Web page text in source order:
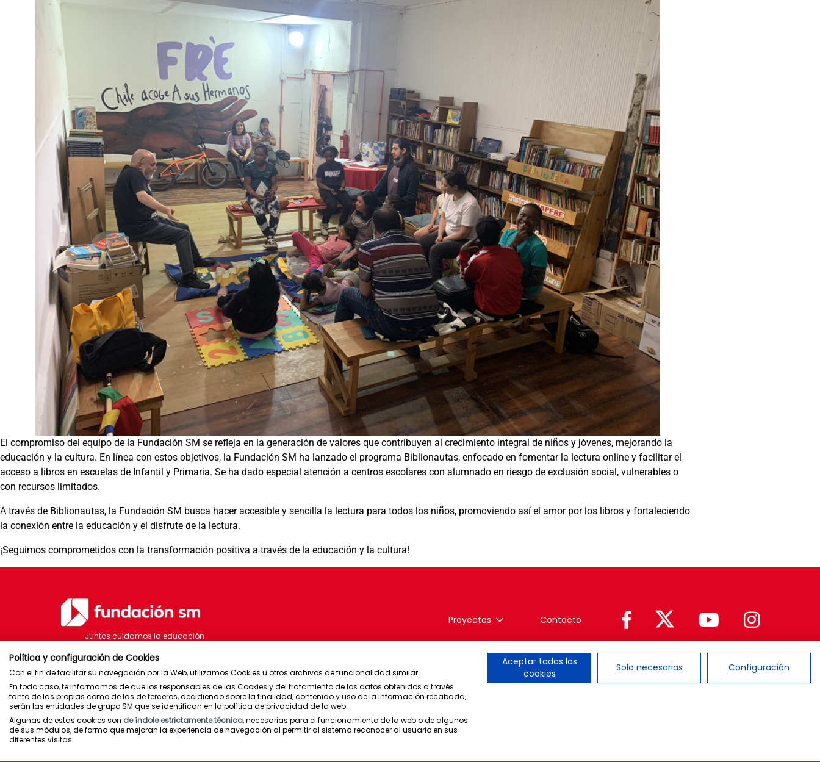
El compromiso del equipo de la Fundación SM se refleja en la generación de valores que contribuyen al crecimiento integral de niños y jóvenes, mejorando la
educación y la cultura. En línea con estos objetivos, la Fundación SM ha lanzado el programa Biblionautas, enfocado en fomentar la lectura online y facilitar el
acceso a libros en escuelas de Infantil y Primaria. Se ha dado especial atención a centros escolares con alumnado en riesgo de exclusión social, vulnerables o
con recursos limitados.
A través de Biblionautas, la Fundación SM busca hacer accesible y sencilla la lectura para todos los niños, promoviendo así el amor por los libros y fortaleciendo
la conexión entre la educación y el disfrute de la lectura.
¡Seguimos comprometidos con la transformación positiva a través de la educación y la cultura!
Juntos cuidamos la educación
Proyectos Contacto
Chile
España
México
Puerto Rico
Newsletter
Política y configuración de Cookies
Con el fin de facilitar su navegación por la Web, utilizamos Cookies u otros archivos de funcionalidad similar.
En todo caso, te informamos de que los responsables de las Cookies y del tratamiento de los datos obtenidos a través
tanto de las propias como de las de terceros, decidiendo sobre la finalidad, contenido y uso de la información recabada,
serán las entidades de grupo SM que se identifican en la política de privacidad de la web.
Algunas de estas cookies son de índole estrictamente técnica, necesarias para el funcionamiento de la web o de algunos
de sus módulos, de forma que mejoran la experiencia de navegación al permitir al sistema reconocer al usuario en sus
diferentes visitas.
Aceptar todas las
cookies
Solo necesarias Configuración